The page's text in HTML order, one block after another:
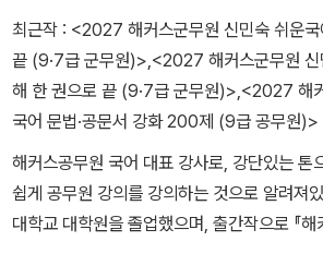
최근작 : <2027 해커스군무원 신민숙 쉬운
끝 (9·7급 군무원)>,<2027 해커스군무원 신
해 한 권으로 끝 (9·7급 군무원)>,<2027 해
국어 문법·공문서 강화 200제 (9급 공무원)>
해커스공무원 국어 대표 강사로, 강단있는 톤
쉽게 공무원 강의를 강의하는 것으로 알려져
대학교 대학원을 졸업했으며, 출간작으로 『